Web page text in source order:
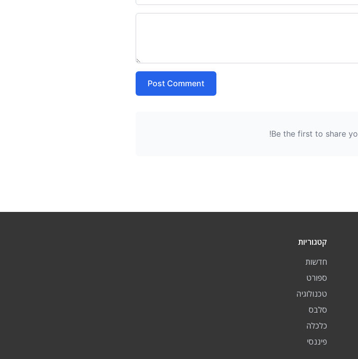
Post Comment
Be the first to share
קטגוריות
חדשות
ספורט
טכנולוגיה
סלבס
כלכלה
פיננסי